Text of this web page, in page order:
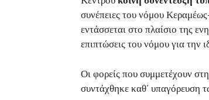
συνέπειες του νόμου
εντάσσεται στο πλαίσιο της
επιπτώσεις του νόμου για την
Οι φορείς που συμμετέχουν
συντάχθηκε καθ’ υπαγόρευση